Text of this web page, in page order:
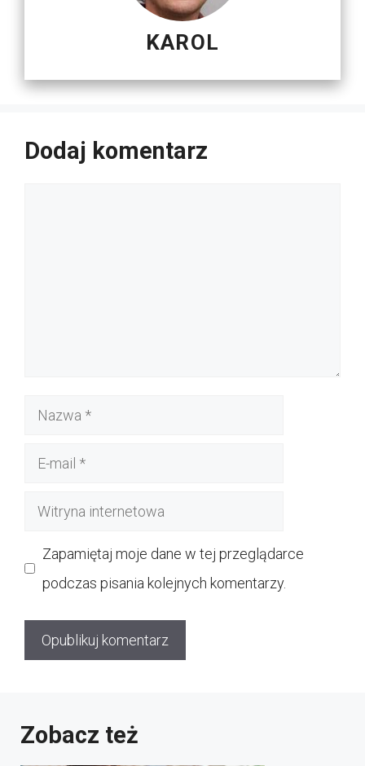
KAROL
Dodaj komentarz
Nazwa
Witryna
Zapamiętaj moje dane w tej przeglądarce
podczas pisania kolejnych komentarzy.
Zobacz też